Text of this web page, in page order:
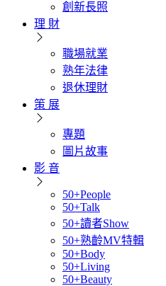
創新長照
理 財
職場就業
熟年法律
退休理財
策 展
專題
圖片故事
影 音
50+People
50+Talk
50+讀者Show
50+熟齡MV特輯
50+Body
50+Living
50+Beauty